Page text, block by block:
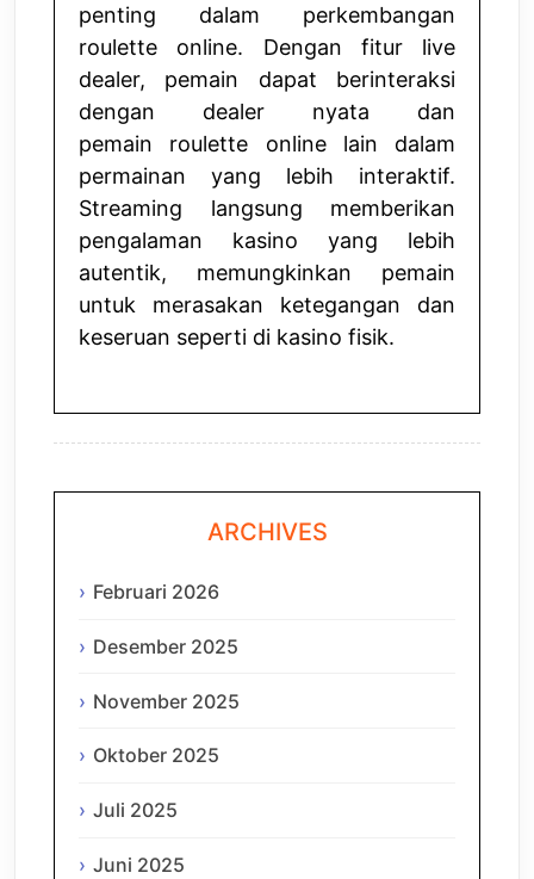
penting dalam perkembangan
roulette online. Dengan fitur live
dealer, pemain dapat berinteraksi
dengan dealer nyata dan
pemain roulette onlinelain dalam
permainan yang lebih interaktif.
Streaming langsung memberikan
pengalaman kasino yang lebih
autentik, memungkinkan pemain
untuk merasakan ketegangan dan
keseruan seperti di kasino fisik.
ARCHIVES
Februari 2026
Desember 2025
November 2025
Oktober 2025
Juli 2025
Juni 2025